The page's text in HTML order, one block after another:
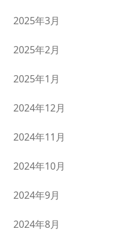
2025年3月
2025年2月
2025年1月
2024年12月
2024年11月
2024年10月
2024年9月
2024年8月